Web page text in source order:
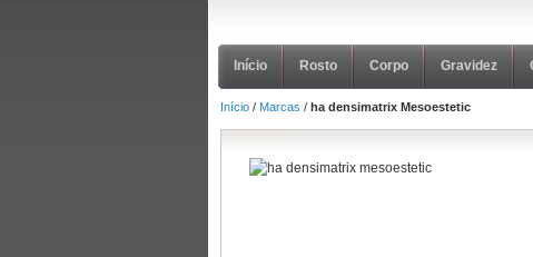
Início Rosto Corpo Gravidez
Início / Marcas / ha densimatrix Mesoestetic